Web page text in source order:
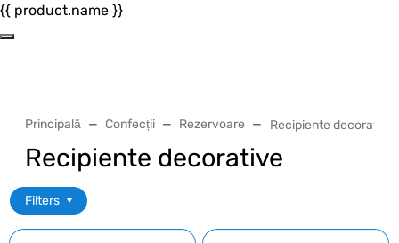
{{ product.name }}
Principală Confecții Rezervoare Recipiente decorative
Recipiente decorative
Filters